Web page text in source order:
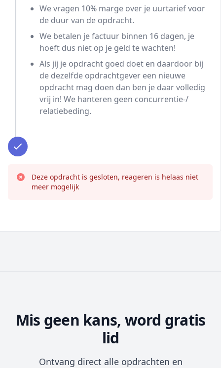
We vragen 10% marge over je uurtarief voor
de duur van de opdracht.
We betalen je factuur binnen 16 dagen, je
hoeft dus niet op je geld te wachten!
Als jij je opdracht goed doet en daardoor bij
de dezelfde opdrachtgever een nieuwe
opdracht mag doen dan ben je daar volledig
vrij in! We hanteren geen concurrentie-/
relatiebeding.
Deze opdracht is gesloten, reageren is helaas niet
meer mogelijk
Mis geen kans, word gratis
lid
Ontvang direct alle opdrachten en